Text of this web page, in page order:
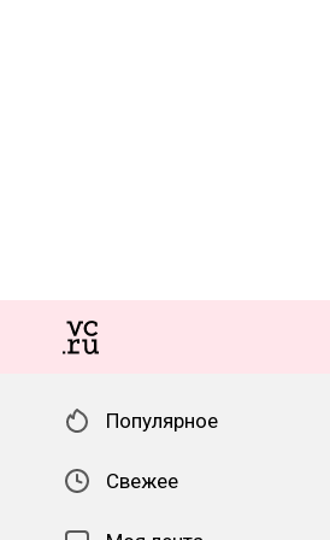
Популярное
Свежее